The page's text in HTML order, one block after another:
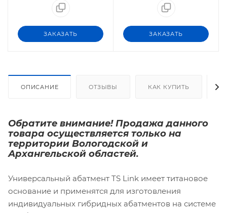
ЗАКАЗАТЬ ЗАКАЗАТЬ
ОПИСАНИЕ ОТЗЫВЫ КАК КУПИТЬ
Обратите внимание! Продажа данного
товара осуществляется только на
территории Вологодской и
Архангельской областей.
Универсальный абатмент TS Link имеет титановое
основание и применятся для изготовления
индивидуальных гибридных абатментов на системе